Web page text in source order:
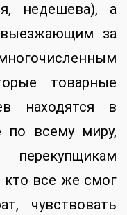
недешева), а
за
товарные
находятся в
по всему миру,
кто все же смог
чувствовать